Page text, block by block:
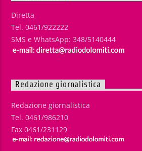
Diretta
Tel. 0461/922222
SMS e WhatsApp: 348/5140444
Redazione giornalistica
Redazione giornalistica
Tel. 0461/986210
Fax 0461/231129